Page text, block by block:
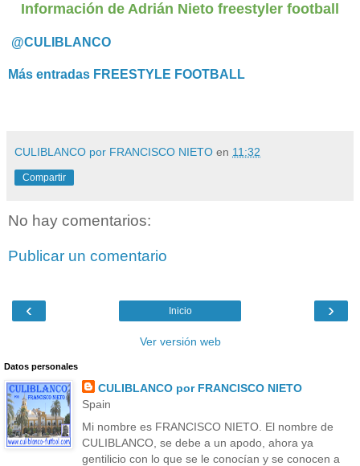
Información de Adrián Nieto freestyler football
@CULIBLANCO
Más entradas FREESTYLE FOOTBALL
CULIBLANCO por FRANCISCO NIETO en 11:32
Compartir
No hay comentarios:
Publicar un comentario
‹ ›
Inicio
Ver versión web
Datos personales
CULIBLANCO por FRANCISCO NIETO
Spain
Mi nombre es FRANCISCO NIETO. El nombre de
CULIBLANCO, se debe a un apodo, ahora ya
gentilicio con lo que se le conocían y se conocen a